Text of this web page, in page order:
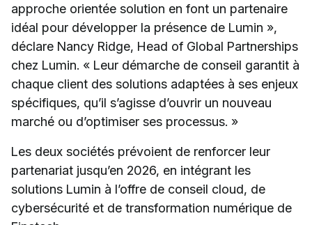
approche orientée solution en font un partenaire
idéal pour développer la présence de Lumin »,
déclare Nancy Ridge, Head of Global Partnerships
chez Lumin. « Leur démarche de conseil garantit à
chaque client des solutions adaptées à ses enjeux
spécifiques, qu’il s’agisse d’ouvrir un nouveau
marché ou d’optimiser ses processus. »
Les deux sociétés prévoient de renforcer leur
partenariat jusqu’en 2026, en intégrant les
solutions Lumin à l’offre de conseil cloud, de
cybersécurité et de transformation numérique de